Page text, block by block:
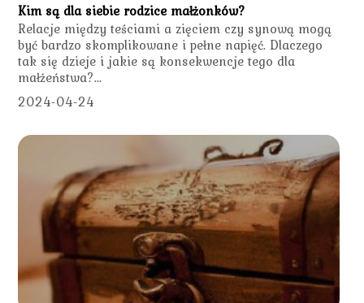
Kim są dla siebie rodzice małżonków?
Relacje między teściami a zięciem czy synową mogą
być bardzo skomplikowane i pełne napięć. Dlaczego
tak się dzieje i jakie są konsekwencje tego dla
małżeństwa?...
2024-04-24